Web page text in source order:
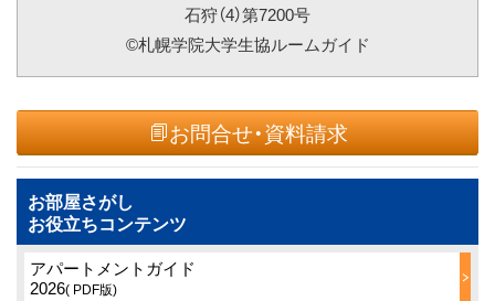
石狩（4）第7200号
©札幌学院大学生協ルームガイド
お問合せ・資料請求
お部屋さがし
お役立ちコンテンツ
アパートメントガイド
2026( PDF版)